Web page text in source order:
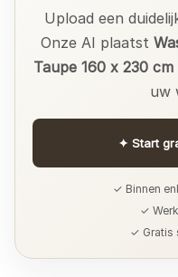
Upload een
Onze AI plaatst
Taupe 160 x 230 cm
uw
✦ Start
✓ Binnen
✓
✓ Gratis